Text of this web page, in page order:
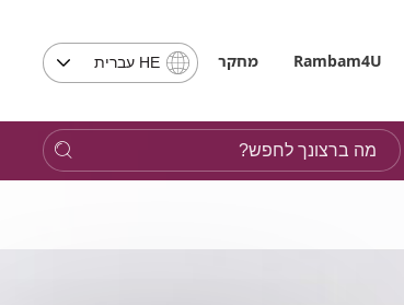
Rambam4U מחקר
בחירת
שים
לב,
בבחירת
לאתר
HE עברית
מה
ברצונך
לחפש?